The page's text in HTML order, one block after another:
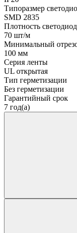
Типоразмер
SMD 2835
Плотность
70 шт/м
Минимальный
100 мм
Серия ленты
UL открытая
Тип герметизации
Без герметизации
Гарантийный срок
7 год(а)